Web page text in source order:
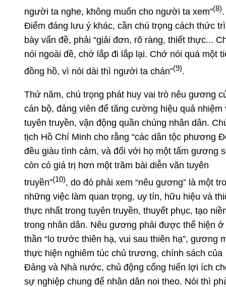
người ta nghe, không muốn cho người ta xem”(8).
Điểm đáng lưu ý khác, cần chú trọng cách thức
bày vấn đề, phải “giải đơn, rõ ràng, thiết thực...
nói ngoài đề, chớ lắp đi lắp lại. Chớ nói quá một
đồng hồ, vì nói dài thì người ta chán”(9).
Thứ năm, chú trọng phát huy vai trò nêu gương
cán bộ, đảng viên để tăng cường hiệu quả nhiệm
tuyên truyền, vận động quần chúng nhân dân.
tịch Hồ Chí Minh cho rằng “các dân tộc phương
đều giàu tình cảm, và đối với họ một tấm gương
còn có giá trị hơn một trăm bài diễn văn tuyên
truyền”(10), do đó phải xem “nêu gương” là một
những việc làm quan trọng, uy tín, hữu hiệu và
thực nhất trong tuyên truyền, thuyết phục, tạo
trong nhân dân. Nêu gương phải được thể hiện ở
thần “lo trước thiên hạ, vui sau thiên hạ”, gương
thực hiện nghiêm túc chủ trương, chính sách của
Đảng và Nhà nước, chủ động cống hiến lợi ích
sự nghiệp chung để nhân dân noi theo. Nói thì